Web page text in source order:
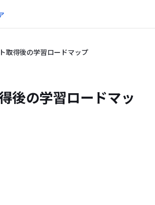
取得後の学習ロードマップ
後の学習ロードマッ